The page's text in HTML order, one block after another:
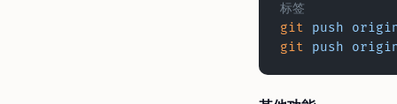
标签
git push
git push